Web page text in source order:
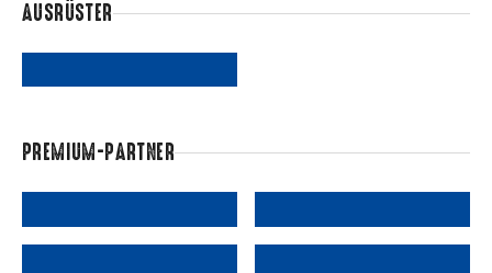
AUSRÜSTER
PREMIUM-PARTNER